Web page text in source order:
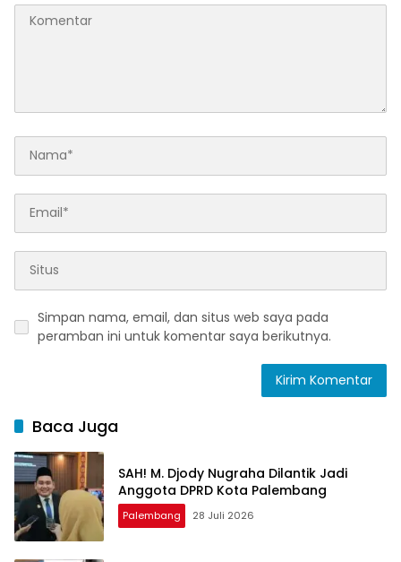
Simpan nama, email, dan situs web saya pada
peramban ini untuk komentar saya berikutnya.
Baca Juga
SAH! M. Djody Nugraha Dilantik Jadi
Anggota DPRD Kota Palembang
Palembang 28 Juli 2026